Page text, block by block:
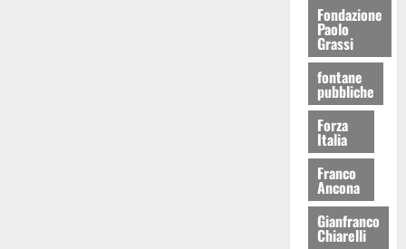
Fondazione
Paolo
Grassi
fontane
pubbliche
Forza
Italia
Franco
Ancona
Gianfranco
Chiarelli